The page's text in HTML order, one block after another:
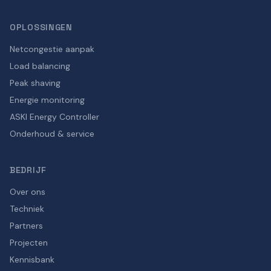
OPLOSSINGEN
Netcongestie aanpak
Load balancing
Peak shaving
Energie monitoring
ASKI Energy Controller
Onderhoud & service
BEDRIJF
Over ons
Techniek
Partners
Projecten
Kennisbank